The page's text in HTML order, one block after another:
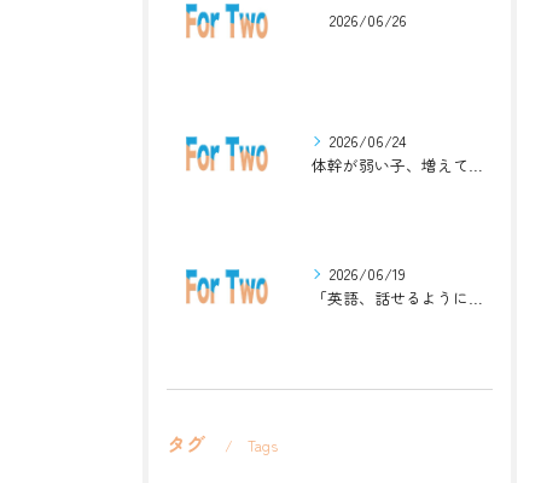
2026/06/26
2026/06/24
体幹が弱い子、増えています。英語ジムナスティックで楽しく解決！
2026/06/19
「英語、話せるようになりたい」中学生・高校生のためのZoomレッスン
タグ Tags